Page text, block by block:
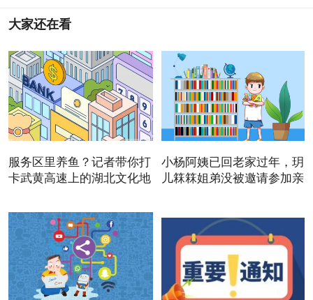
大家还在看
服务区里养鱼？记者带你打
卡武黄高速上的湖北文化地
小杨阿姨已回老家过年，玥
儿箖箖姐弟没被邀请参加亲